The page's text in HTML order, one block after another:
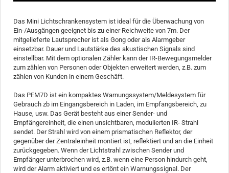
Das Mini Lichtschrankensystem ist ideal für die Überwachung von
Ein-/Ausgängen geeignet bis zu einer Reichweite von 7m. Der
mitgelieferte Lautsprecher ist als Gong oder als Alarmgeber
einsetzbar. Dauer und Lautstärke des akustischen Signals sind
einstellbar. Mit dem optionalen Zähler kann der IR-Bewegungsmelder
zum zählen von Personen oder Objekten erweitert werden, z.B. zum
zählen von Kunden in einem Geschäft.
Das PEM7D ist ein kompaktes Warnungssystem/Meldesystem für
Gebrauch zb im Eingangsbereich in Laden, im Empfangsbereich, zu
Hause, usw. Das Gerät besteht aus einer Sender- und
Empfängereinheit, die einen unsichtbaren, modulierten IR- Strahl
sendet. Der Strahl wird von einem prismatischen Reflektor, der
gegenüber der Zentraleinheit montiert ist, reflektiert und an die Einheit
zurückgegeben. Wenn der Lichtstrahl zwischen Sender und
Empfänger unterbrochen wird, z.B. wenn eine Person hindurch geht,
wird der Alarm aktiviert und es ertönt ein Warnungssignal. Der